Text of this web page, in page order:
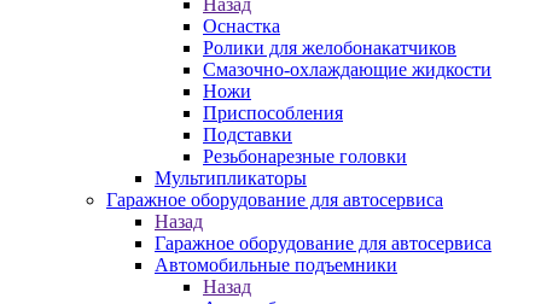
Назад
Оснастка
Ролики для желобонакатчиков
Смазочно-охлаждающие жидкости
Ножи
Приспособления
Подставки
Резьбонарезные головки
Мультипликаторы
Гаражное оборудование для автосервиса
Назад
Гаражное оборудование для автосервиса
Автомобильные подъемники
Назад